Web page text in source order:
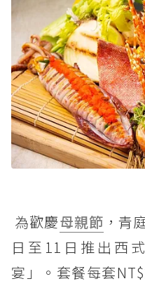
為歡慶母親節 ，青
日至11日推出西
宴」。套餐每套